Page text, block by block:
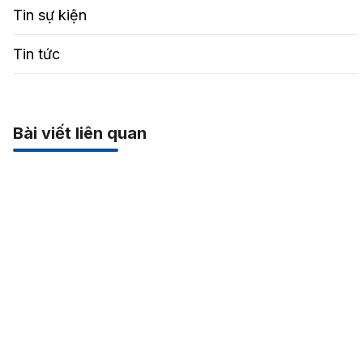
Tin sự kiện
Tin tức
Bài viết liên quan